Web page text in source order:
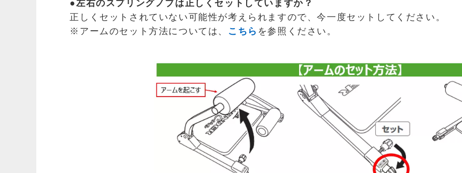
●左右のスプリングノブは正しくセットしていますか？
正しくセットされていない可能性が考えられますので、今一度セットしてください。
※アームのセット方法については、 こちら を参照ください。